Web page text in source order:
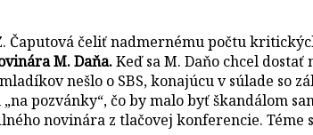
Čaputová čeliť nadmernému počtu
M. Daňa.Keď sa M. Daňo chcel
nešlo o SBS, konajúcu v súlade so
pozvánky“, čo by malo byť škandálom
novinára z tlačovej konferencie. Téme